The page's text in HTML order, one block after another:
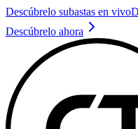
Descúbrelo subastas en vivo
Descúbrelo ahora